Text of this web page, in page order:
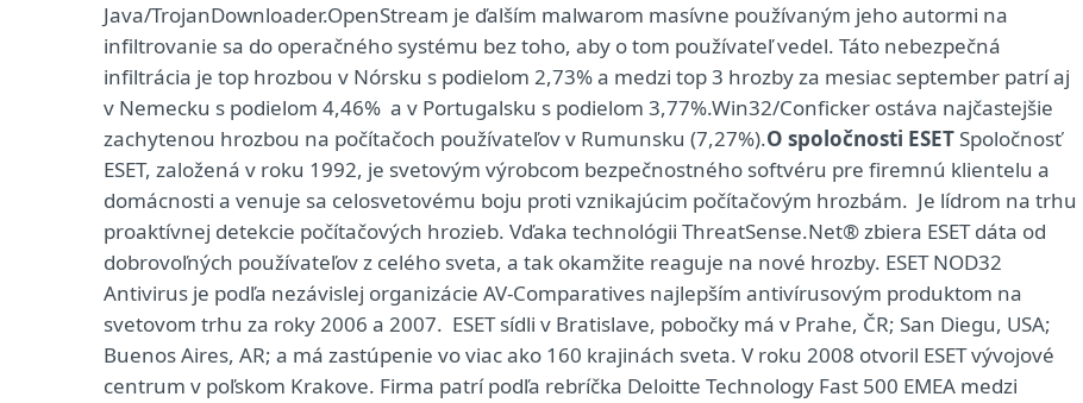
Java/TrojanDownloader.OpenStream je ďalším malwarom masívne používaným jeho autormi na
infiltrovanie sa do operačného systému bez toho, aby o tom používateľ vedel. Táto nebezpečná
infiltrácia je top hrozbou v Nórsku s podielom 2,73% a medzi top 3 hrozby za mesiac september patrí aj
v Nemecku s podielom 4,46% a v Portugalsku s podielom 3,77%.Win32/Conficker ostáva najčastejšie
zachytenou hrozbou na počítačoch používateľov v Rumunsku (7,27%).O spoločnosti ESET Spoločnosť
ESET, založená v roku 1992, je svetovým výrobcom bezpečnostného softvéru pre firemnú klientelu a
domácnosti a venuje sa celosvetovému boju proti vznikajúcim počítačovým hrozbám. Je lídrom na trhu
proaktívnej detekcie počítačových hrozieb. Vďaka technológii ThreatSense.Net® zbiera ESET dáta od
dobrovoľných používateľov z celého sveta, a tak okamžite reaguje na nové hrozby. ESET NOD32
Antivirus je podľa nezávislej organizácie AV-Comparatives najlepším antivírusovým produktom na
svetovom trhu za roky 2006 a 2007. ESET sídli v Bratislave, pobočky má v Prahe, ČR; San Diegu, USA;
Buenos Aires, AR; a má zastúpenie vo viac ako 160 krajinách sveta. V roku 2008 otvoril ESET vývojové
centrum v poľskom Krakove. Firma patrí podľa rebríčka Deloitte Technology Fast 500 EMEA medzi